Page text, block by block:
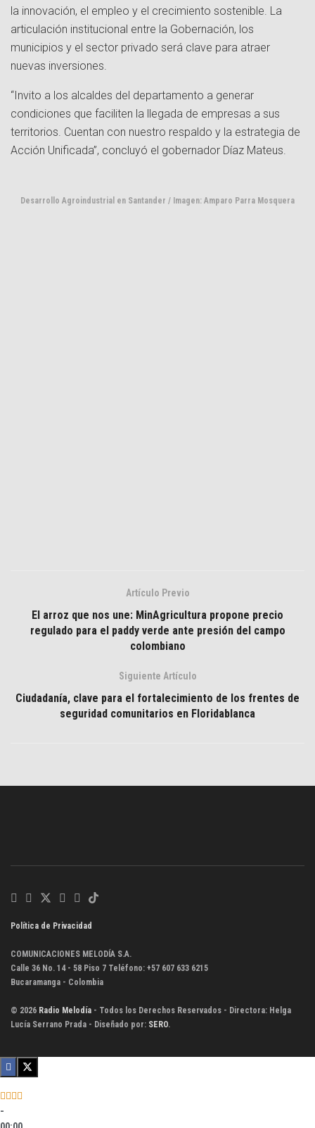
la innovación, el empleo y el crecimiento sostenible. La
articulación institucional entre la Gobernación, los
municipios y el sector privado será clave para atraer
nuevas inversiones.
“Invito a los alcaldes del departamento a generar
condiciones que faciliten la llegada de empresas a sus
territorios. Cuentan con nuestro respaldo y la estrategia de
Acción Unificada”, concluyó el gobernador Díaz Mateus.
Desarrollo Agroindustrial en Santander / Imagen: Amparo Parra Mosquera
Artículo Previo
El arroz que nos une: MinAgricultura propone precio
regulado para el paddy verde ante presión del campo
colombiano
Siguiente Artículo
Ciudadanía, clave para el fortalecimiento de los frentes de
seguridad comunitarios en Floridablanca
Política de Privacidad
COMUNICACIONES MELODÍA S.A.
Calle 36 No. 14 - 58 Piso 7 Teléfono: +57 607 633 6215
Bucaramanga - Colombia
© 2026 Radio Melodía - Todos los Derechos Reservados - Directora: Helga
Lucía Serrano Prada - Diseñado por: SERO.
-